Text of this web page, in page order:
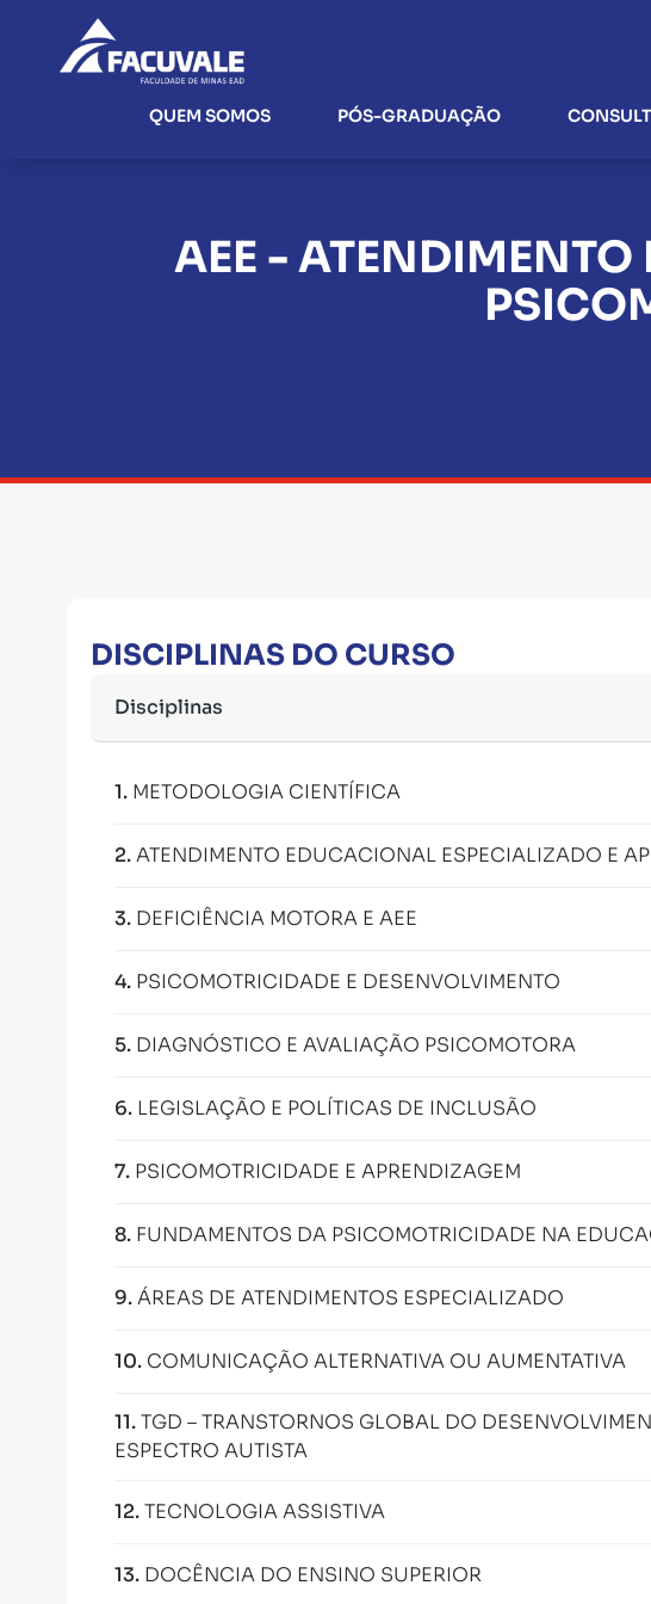
QUEM SOMOS PÓS-GRADUAÇÃO
AEE -
DISCIPLINAS DO CURSO
Disciplinas
1. METODOLOGIA CIENTÍFICA
2.ATENDIMENTO EDUCACIONAL ESPECIALIZADO E
3. DEFICIÊNCIA MOTORA E AEE
4. PSICOMOTRICIDADE E DESENVOLVIMENTO
5. DIAGNÓSTICO E AVALIAÇÃO PSICOMOTORA
6. LEGISLAÇÃO E POLÍTICAS DE INCLUSÃO
7. PSICOMOTRICIDADE E APRENDIZAGEM
8. FUNDAMENTOS DA PSICOMOTRICIDADE NA
9.ÁREAS DE ATENDIMENTOS ESPECIALIZADO
10. COMUNICAÇÃO ALTERNATIVA OU AUMENTATIVA
11.TGD – TRANSTORNOS GLOBAL DO
ESPECTRO AUTISTA
12.TECNOLOGIA ASSISTIVA
13. DOCÊNCIA DO ENSINO SUPERIOR